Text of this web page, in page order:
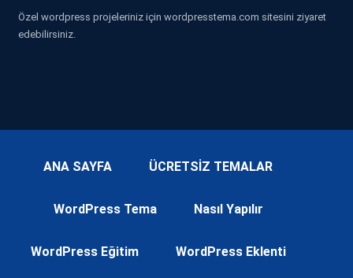
Özel wordpress projeleriniz için wordpresstema.com sitesini ziyaret
edebilirsiniz.
ANA SAYFA ÜCRETSİZ TEMALAR
WordPress Tema Nasıl Yapılır
WordPress Eğitim WordPress Eklenti